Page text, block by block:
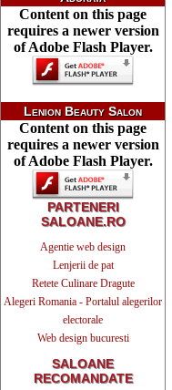
Content on this page
requires a newer version
of Adobe Flash Player.
Lenion Beauty Salon
Content on this page
requires a newer version
of Adobe Flash Player.
PARTENERI
SALOANE.RO
Agentie web design
Lenjerii de pat
Retete Culinare Dragute
Alegeri Romania - Portalul alegerilor
electorale
Web design bucuresti
SALOANE
RECOMANDATE